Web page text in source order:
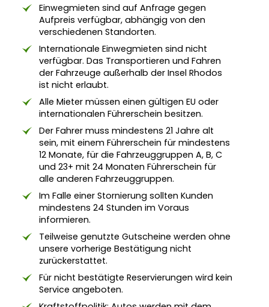
Einwegmieten sind auf Anfrage gegen
Aufpreis verfügbar, abhängig von den
verschiedenen Standorten.
Internationale Einwegmieten sind nicht
verfügbar. Das Transportieren und Fahren
der Fahrzeuge außerhalb der Insel Rhodos
ist nicht erlaubt.
Alle Mieter müssen einen gültigen EU oder
internationalen Führerschein besitzen.
Der Fahrer muss mindestens 21 Jahre alt
sein, mit einem Führerschein für mindestens
12 Monate, für die Fahrzeuggruppen A, B, C
und 23+ mit 24 Monaten Führerschein für
alle anderen Fahrzeuggruppen.
Im Falle einer Stornierung sollten Kunden
mindestens 24 Stunden im Voraus
informieren.
Teilweise genutzte Gutscheine werden ohne
unsere vorherige Bestätigung nicht
zurückerstattet.
Für nicht bestätigte Reservierungen wird kein
Service angeboten.